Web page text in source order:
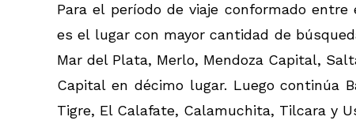
Para el período de viaje conformado
es el lugar con mayor cantidad de
Mar del Plata, Merlo, Mendoza Capital,
Capital en décimo lugar. Luego continúa
Tigre, El Calafate, Calamuchita, Tilcara y